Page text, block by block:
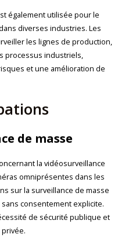
également utilisée pour le
diverses industries. Les
les lignes de production,
processus industriels,
et une amélioration de
de masse
la vidéosurveillance
omniprésentes dans les
sur la surveillance de masse
consentement explicite.
de sécurité publique et